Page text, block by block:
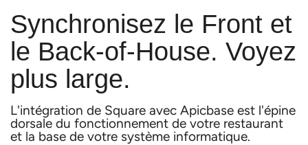
Synchronisez le Front et
le Back-of-House. Voyez
plus large.
L'intégration de Square avec Apicbase est l'épine
dorsale du fonctionnement de votre restaurant
et la base de votre système informatique.